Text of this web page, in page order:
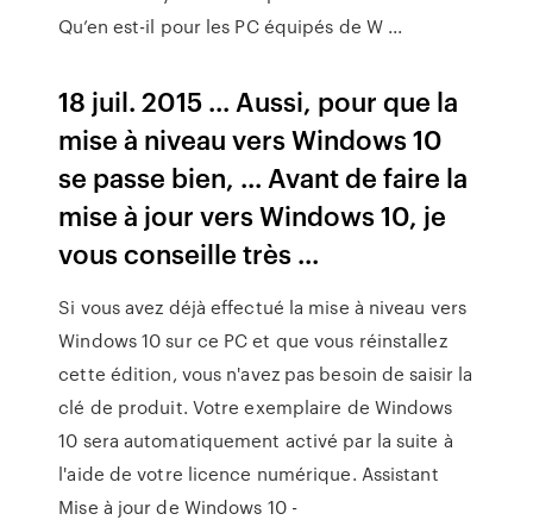
Qu’en est-il pour les PC équipés de W ...
18 juil. 2015 ... Aussi, pour que la
mise à niveau vers Windows 10
se passe bien, ... Avant de faire la
mise à jour vers Windows 10, je
vous conseille très ...
Si vous avez déjà effectué la mise à niveau vers
Windows 10 sur ce PC et que vous réinstallez
cette édition, vous n'avez pas besoin de saisir la
clé de produit. Votre exemplaire de Windows
10 sera automatiquement activé par la suite à
l'aide de votre licence numérique. Assistant
Mise à jour de Windows 10 -